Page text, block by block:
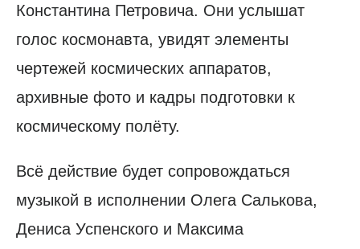
Константина Петровича. Они услышат
голос космонавта, увидят элементы
чертежей космических аппаратов,
архивные фото и кадры подготовки к
космическому полёту.
Всё действие будет сопровождаться
музыкой в исполнении Олега Салькова,
Дениса Успенского и Максима